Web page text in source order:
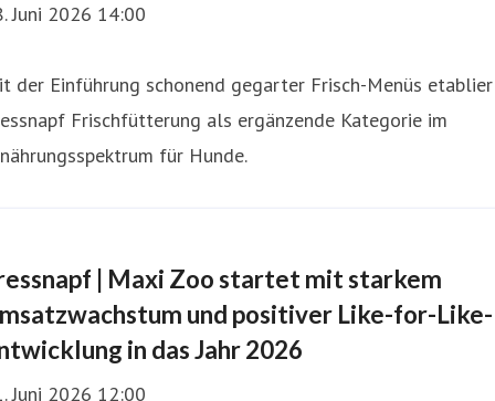
Juni 2026 14:00
der Einführung schonend gegarter Frisch-Menüs
Frischfütterung als ergänzende Kategorie im
für Hunde.
| Maxi Zoo startet mit starkem
und positiver Like-for-Like-
in das Jahr 2026
Juni 2026 12:00